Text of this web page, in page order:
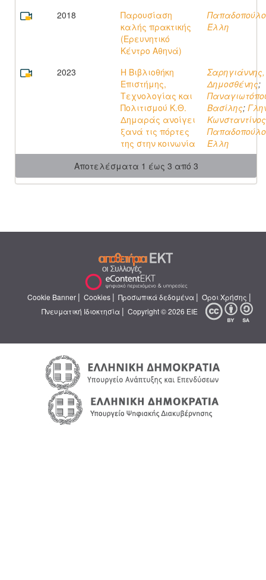
2018
Παρουσίαση
καλής πρακτικής
(Ερευνητικό
Κέντρο Αθηνά)
Έλλη
2023
Η Βιβλιοθήκη
Επιστήμης,
Τεχνολογίας και
Πολιτισμού Κ.Θ.
Δημαράς ανοίγει
ξανά τις πόρτες
της στην κοινωνία
Σαρηγιάννης,
Δημοσθένης;
Βασίλης;
Κωνσταντίνος
Έλλη
Αποτελέσματα 1 έως 3 από 3
Cookie Banner | Cookies | Προσωπικά δεδομένα | Όροι Χρήσης |
Πνευματική Ιδιοκτησία | Copyright © 2026 ΕΙΕ